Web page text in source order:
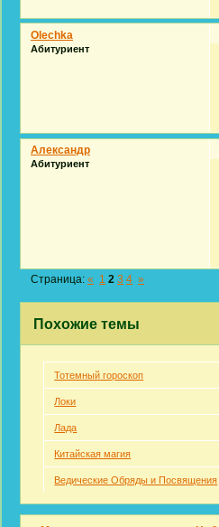
Olechka
Абитуриент
Александр
Абитуриент
Страница:« 1 2 3 4 »
Похожие темы
Тотемный гороскоп
Локи
Лада
Китайская магия
Ведические Обряды и Посвящения